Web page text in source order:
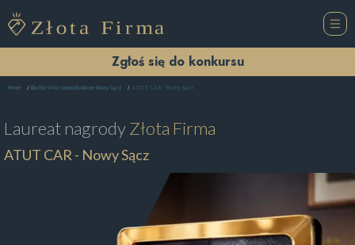
Zgłoś się do konkursu
Home Blacharstwo samochodowe Nowy Sącz ATUT CAR - Nowy Sącz
Laureat nagrodyZłota Firma
ATUT CAR - Nowy Sącz